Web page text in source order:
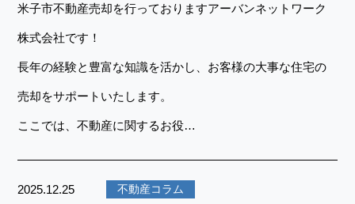
米子市不動産売却を行っておりますアーバンネットワーク
株式会社です！
長年の経験と豊富な知識を活かし、お客様の大事な住宅の
売却をサポートいたします。
ここでは、不動産に関するお役…
2025.12.25 不動産コラム